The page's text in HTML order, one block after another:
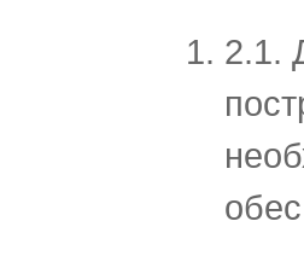
2.1.